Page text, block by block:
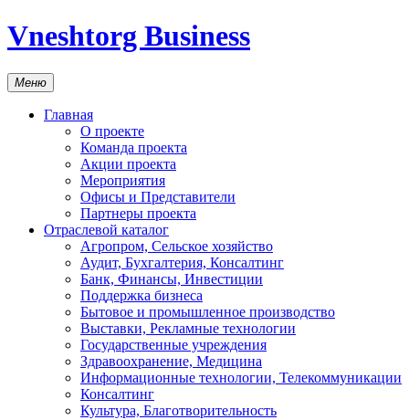
Vneshtorg Business
Меню
Главная
О проекте
Команда проекта
Акции проекта
Мероприятия
Офисы и Представители
Партнеры проекта
Отраслевой каталог
Агропром, Сельское хозяйство
Аудит, Бухгалтерия, Консалтинг
Банк, Финансы, Инвестиции
Поддержка бизнеса
Бытовое и промышленное производство
Выставки, Рекламные технологии
Государственные учреждения
Здравоохранение, Медицина
Информационные технологии, Телекоммуникации
Консалтинг
Культура, Благотворительность